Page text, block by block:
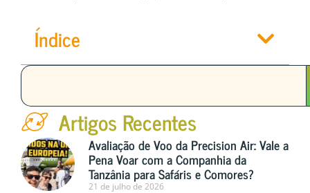
Índice
Artigos Recentes
Avaliação de Voo da Precision Air: Vale a
Pena Voar com a Companhia da
Tanzânia para Safáris e Comores?
21 de julho de 2026